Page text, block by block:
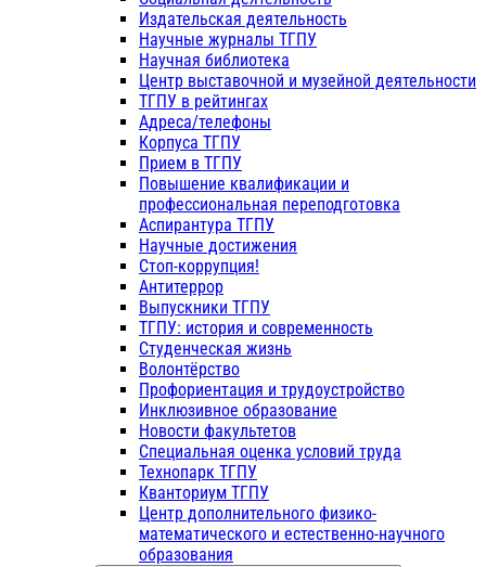
Издательская деятельность
Научные журналы ТГПУ
Научная библиотека
Центр выставочной и музейной деятельности
ТГПУ в рейтингах
Адреса/телефоны
Корпуса ТГПУ
Прием в ТГПУ
Повышение квалификации и
профессиональная переподготовка
Аспирантура ТГПУ
Научные достижения
Стоп-коррупция!
Антитеррор
Выпускники ТГПУ
ТГПУ: история и современность
Студенческая жизнь
Волонтёрство
Профориентация и трудоустройство
Инклюзивное образование
Новости факультетов
Специальная оценка условий труда
Технопарк ТГПУ
Кванториум ТГПУ
Центр дополнительного физико-
математического и естественно-научного
образования